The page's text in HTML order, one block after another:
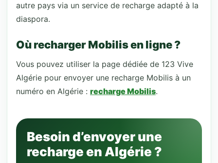
autre pays via un service de recharge adapté à la
diaspora.
Où recharger Mobilis en ligne ?
Vous pouvez utiliser la page dédiée de 123 Vive
Algérie pour envoyer une recharge Mobilis à un
numéro en Algérie : recharge Mobilis.
Besoin d’envoyer une
recharge en Algérie ?